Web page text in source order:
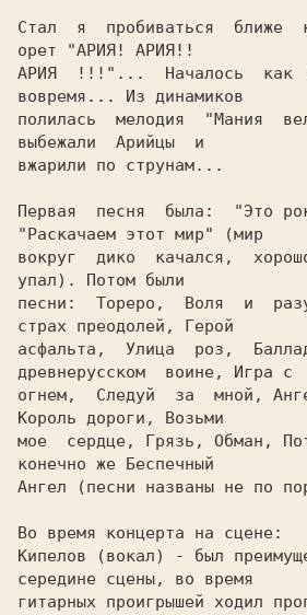
Стал  я  пробиваться  ближе
орет "АРИЯ! АРИЯ!!
АРИЯ  !!!"...  Началось  как
вовремя... Из динамиков
полилась  мелодия  "Мания
выбежали  Арийцы  и
вжарили по струнам...
Первая  песня  была:  "Это
"Раскачаем этот мир" (мир
вокруг  дико  качался,
упал). Потом были
песни:  Тореро,  Воля  и
страх преодолей, Герой
асфальта,  Улица  роз,
древнерусском  воине, Игра с
огнем,  Следуй  за  мной,
Король дороги, Возьми
мое  сердце, Грязь, Обман,
конечно же Беспечный
Ангел (песни названы не по
Во время концерта на сцене:
Кипелов (вокал) - был
середине сцены, во время
гитарных проигрышей ходил